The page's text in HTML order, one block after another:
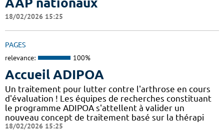
18/02/2026 15:25
PAGES
relevance: 100%
Accueil ADIPOA
Un traitement pour lutter contre l'arthrose en cours
d'évaluation ! Les équipes de recherches constituant
le programme ADIPOA s'attellent à valider un
nouveau concept de traitement basé sur la thérapi
18/02/2026 15:25